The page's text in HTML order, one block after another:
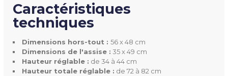
Caractéristiques
techniques
Dimensions hors-tout : 56 x 48 cm
Dimensions de l'assise : 35 x 49 cm
Hauteur réglable : de 34 à 44 cm
Hauteur totale réglable : de 72 à 82 cm
Hauteur De L'assise
réglable de 34 à 44 cm
Poids 3 kg